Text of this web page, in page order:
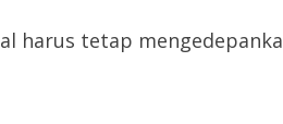
harus tetap